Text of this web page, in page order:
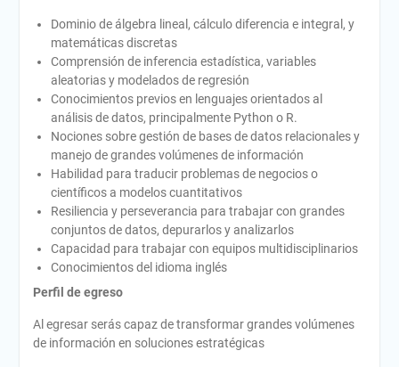
Dominio de álgebra lineal, cálculo diferencia e integral, y
matemáticas discretas
Comprensión de inferencia estadística, variables
aleatorias y modelados de regresión
Conocimientos previos en lenguajes orientados al
análisis de datos, principalmente Python o R.
Nociones sobre gestión de bases de datos relacionales y
manejo de grandes volúmenes de información
Habilidad para traducir problemas de negocios o
científicos a modelos cuantitativos
Resiliencia y perseverancia para trabajar con grandes
conjuntos de datos, depurarlos y analizarlos
Capacidad para trabajar con equipos multidisciplinarios
Conocimientos del idioma inglés
Perfil de egreso
Al egresar serás capaz de transformar grandes volúmenes
de información en soluciones estratégicas